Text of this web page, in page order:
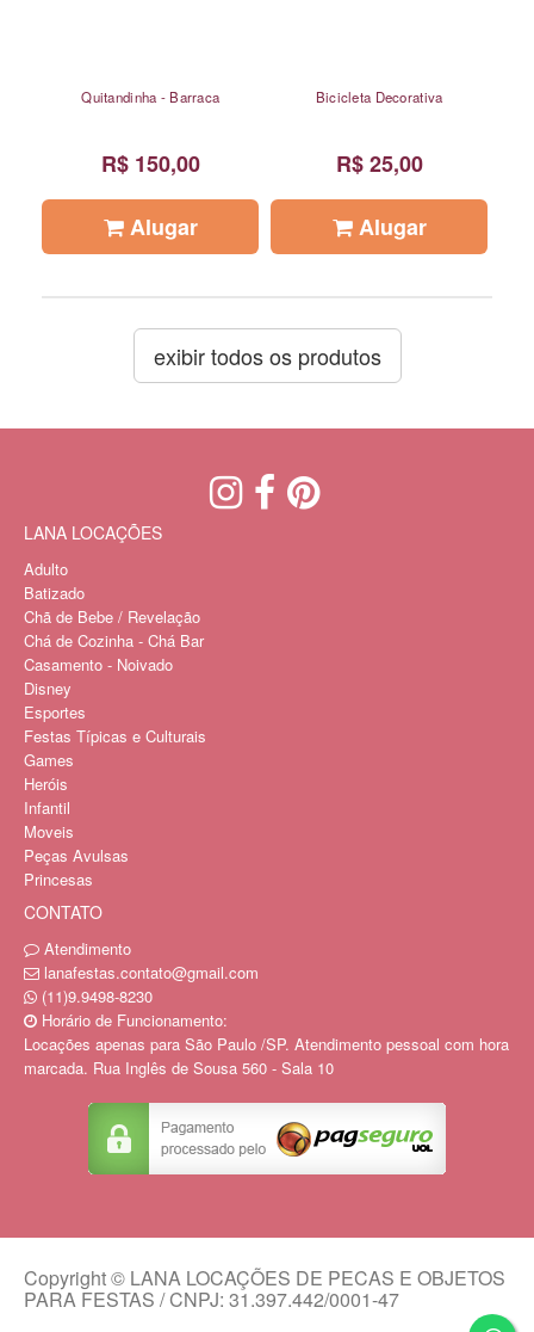
Quitandinha - Barraca
R$ 150,00
Alugar
Bicicleta Decorativa
R$ 25,00
Alugar
exibir todos os produtos
LANA LOCAÇÕES
Adulto
Batizado
Chã de Bebe / Revelação
Chá de Cozinha - Chá Bar
Casamento - Noivado
Disney
Esportes
Festas Típicas e Culturais
Games
Heróis
Infantil
Moveis
Peças Avulsas
Princesas
CONTATO
Atendimento
lanafestas.contato@gmail.com
(11)9.9498-8230
Horário de Funcionamento:
Locações apenas para São Paulo /SP. Atendimento pessoal com hora
marcada. Rua Inglês de Sousa 560 - Sala 10
Copyright © LANA LOCAÇÕES DE PECAS E OBJETOS
PARA FESTAS / CNPJ: 31.397.442/0001-47